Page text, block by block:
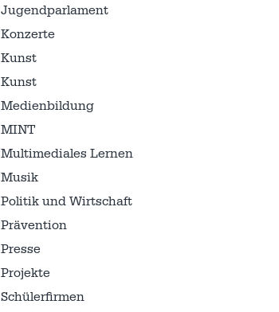
Jugendparlament
Konzerte
Kunst
Kunst
Medienbildung
MINT
Multimediales Lernen
Musik
Politik und Wirtschaft
Prävention
Presse
Projekte
Schülerfirmen